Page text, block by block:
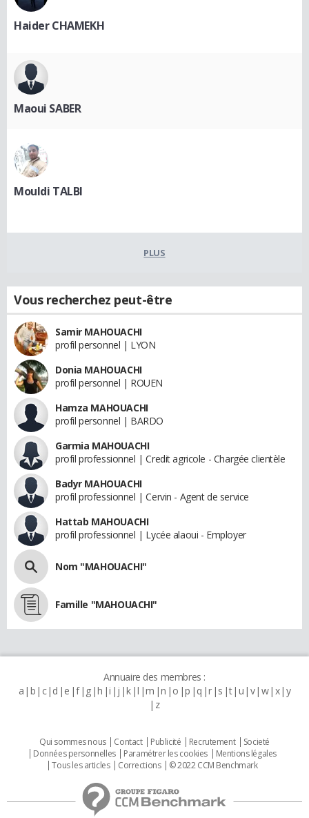
Haider CHAMEKH
Maoui SABER
Mouldi TALBI
PLUS
Vous recherchez peut-être
Samir MAHOUACHI
profil personnel | LYON
Donia MAHOUACHI
profil personnel | ROUEN
Hamza MAHOUACHI
profil personnel | BARDO
Garmia MAHOUACHI
profil professionnel | Credit agricole - Chargée clientèle
Badyr MAHOUACHI
profil professionnel | Cervin - Agent de service
Hattab MAHOUACHI
profil professionnel | Lycée alaoui - Employer
Nom "MAHOUACHI"
Famille "MAHOUACHI"
Annuaire des membres :
a b c d e f g h i j k l m n o p q r s t u v w x y
z
Qui sommes nous Contact Publicité Recrutement
Societé
Données personnelles
Paramétrer les cookies
Mentions légales
Tous les articles
Corrections © 2022 CCM Benchmark